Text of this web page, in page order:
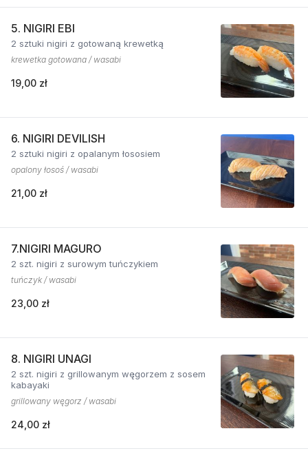
5. NIGIRI EBI
2 sztuki nigiri z gotowaną krewetką
krewetka gotowana / wasabi
19,00 zł
6. NIGIRI DEVILISH
2 sztuki nigiri z opalanym łososiem
opalony łosoś / wasabi
21,00 zł
7.NIGIRI MAGURO
2 szt. nigiri z surowym tuńczykiem
tuńczyk / wasabi
23,00 zł
8. NIGIRI UNAGI
2 szt. nigiri z grillowanym węgorzem z sosem
kabayaki
grillowany węgorz / wasabi
24,00 zł